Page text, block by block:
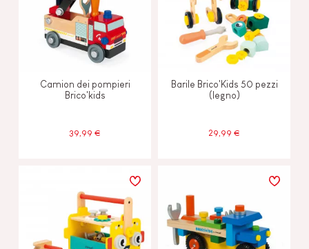
Camion dei pompieri
Brico'kids
39,99 €
Barile Brico'Kids 50 pezzi
(legno)
29,99 €